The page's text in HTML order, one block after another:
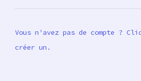
Vous n'avez pas de compte ?
créer un.